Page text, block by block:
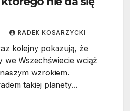
RADEK KOSARZYCKI
kolejny pokazują, że
we Wszechświecie wciąż
wzrokiem.
takiej planety…